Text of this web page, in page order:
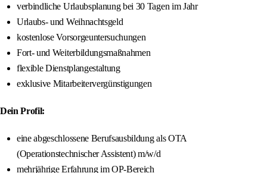
verbindliche Urlaubsplanung bei 30 Tagen im Jahr
Urlaubs- und Weihnachtsgeld
kostenlose Vorsorgeuntersuchungen
Fort- und Weiterbildungsmaßnahmen
flexible Dienstplangestaltung
exklusive Mitarbeitervergünstigungen
Dein Profil:
eine abgeschlossene Berufsausbildung als OTA
(Operationstechnischer Assistent) m/w/d
mehrjährige Erfahrung im OP-Bereich